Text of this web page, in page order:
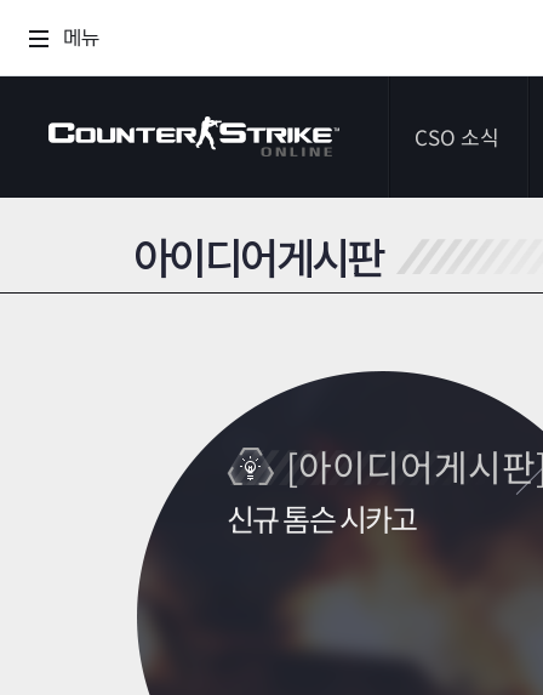
메뉴
CSO 소식
아이디어게시판
[아이디어게시
신규 톰슨 시카고